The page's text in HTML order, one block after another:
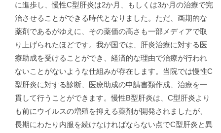
に進歩し、慢性C型肝炎は2か月、もしくは3か月の治療で完
治させることができる時代となりました。ただ、画期的な
薬剤であるがゆえに、その薬価の高さも一部メディアで取
り上げられたほどです。我が国では、肝炎治療に対する医
療助成を受けることができ、経済的な理由で治療が行われ
ないことがないような仕組みが存在します。当院では慢性C
型肝炎に対する診断、医療助成の申請書類作成、治療を一
貫して行うことができます。慢性B型肝炎は、C型肝炎より
も前にウイルスの増殖を抑える薬剤が開発されましたが、
長期にわたり内服を続けなければならない点でC型肝炎と異